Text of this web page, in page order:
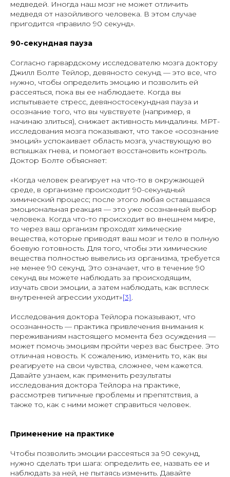
медведей. Иногда наш мозг не может отличить
медведя от назойливого человека. В этом случае
пригодится «правило 90 секунд».
90-секундная пауза
Согласно гарвардскому исследователю мозга доктору
Джилл Болте Тейлор, девяносто секунд — это все, что
нужно, чтобы определить эмоцию и позволить ей
рассеяться, пока вы ее наблюдаете. Когда вы
испытываете стресс, девяностосекундная пауза и
осознание того, что вы чувствуете (например, я
начинаю злиться), снижает активность миндалины. МРТ-
исследования мозга показывают, что такое «осознание
эмоций» успокаивает область мозга, участвующую во
вспышках гнева, и помогает восстановить контроль.
Доктор Болте объясняет:
«Когда человек реагирует на что-то в окружающей
среде, в организме происходит 90-секундный
химический процесс; после этого любая оставшаяся
эмоциональная реакция — это уже осознанный выбор
человека. Когда что-то происходит во внешнем мире,
то через ваш организм проходят химические
вещества, которые приводят ваш мозг и тело в полную
боевую готовность. Для того, чтобы эти химические
вещества полностью вывелись из организма, требуется
не менее 90 секунд. Это означает, что в течение 90
секунд вы можете наблюдать за происходящим,
изучать свои эмоции, а затем наблюдать, как всплеск
внутренней агрессии уходит»[3].
Исследования доктора Тейлора показывают, что
осознанность — практика привлечения внимания к
переживаниям настоящего момента без осуждения —
может помочь эмоциям пройти через вас быстрее. Это
отличная новость. К сожалению, изменить то, как вы
реагируете на свои чувства, сложнее, чем кажется.
Давайте узнаем, как применить результаты
исследования доктора Тейлора на практике,
рассмотрев типичные проблемы и препятствия, а
также то, как с ними может справиться человек.
Применение на практике
Чтобы позволить эмоции рассеяться за 90 секунд,
нужно сделать три шага: определить ее, назвать ее и
наблюдать за ней, не пытаясь изменить. Давайте